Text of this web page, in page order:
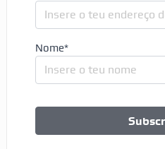
Nome*